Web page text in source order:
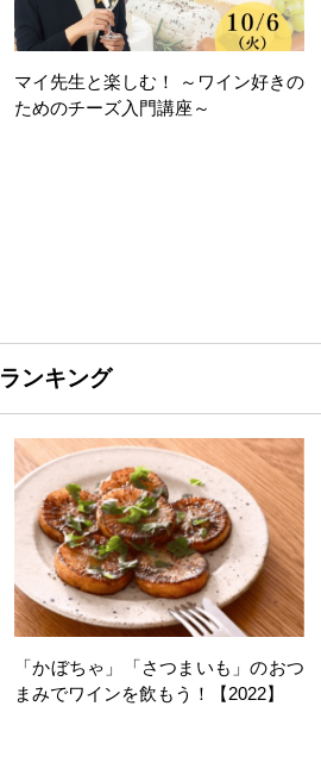
マイ先生と楽しむ！ ～ワイン好きの
ためのチーズ入門講座～
ランキング
「かぼちゃ」「さつまいも」のおつ
まみでワインを飲もう！【2022】